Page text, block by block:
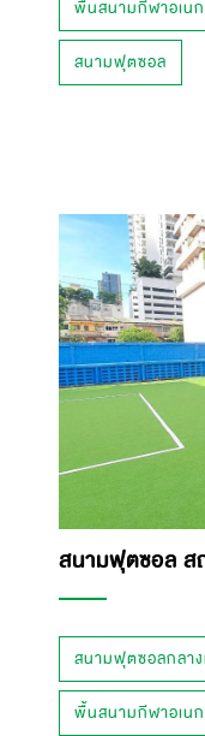
พื้นสนามกีฬาอเน
สนามฟุตซอล
สนามฟุตซอล ส
สนามฟุตซอลกลาง
พื้นสนามกีฬาอเน